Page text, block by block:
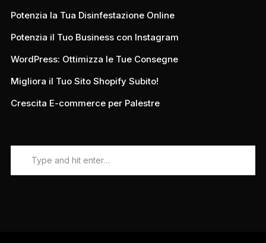
Potenzia la Tua Disinfestazione Online
Potenzia il Tuo Business con Instagram
WordPress: Ottimizza le Tue Consegne
Migliora il Tuo Sito Shopify Subito!
Crescita E-commerce per Palestre